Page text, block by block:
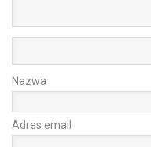
Nazwa
Adres email